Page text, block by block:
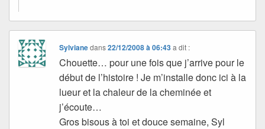
Sylvianedans22/12/2008 à 06:43 a dit :
Chouette… pour une fois que j’arrive pour le
début de l’histoire ! Je m’installe donc ici à la
lueur et la chaleur de la cheminée et
j’écoute…
Gros bisous à toi et douce semaine, Syl